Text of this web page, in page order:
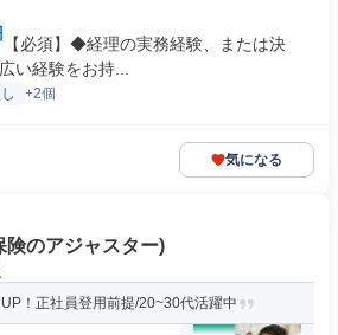
必須】◆経理の実務経験、または決
い経験をお持...
+2個
気になる
険のアジャスター)
！正社員登用前提/20~30代活躍中